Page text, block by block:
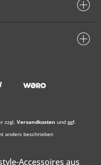
zzgl. Versandkosten und ggf.
anders beschrieben
Accessoires aus